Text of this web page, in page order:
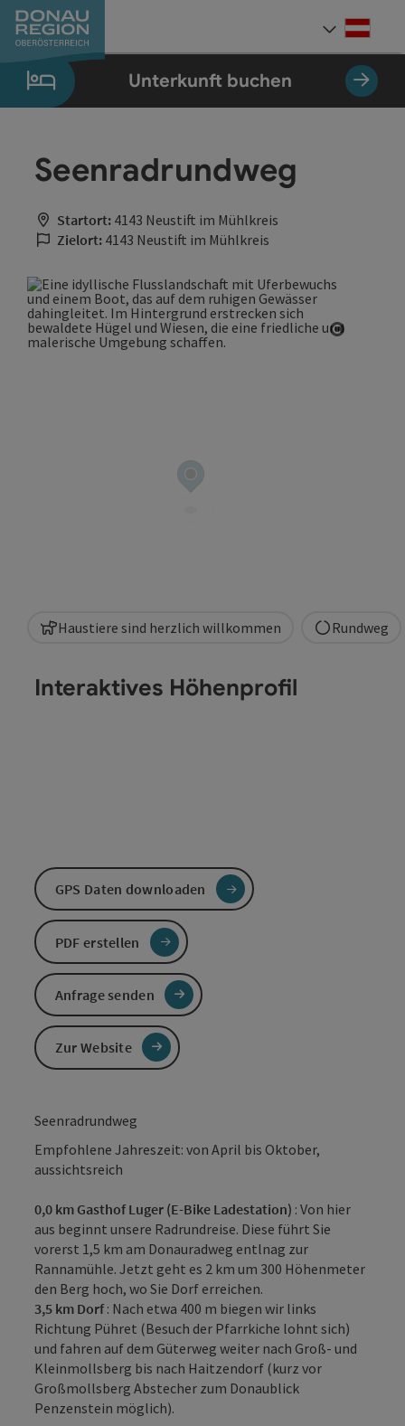
Zum Inhalt
Zur Navigation
Zum Seitenanfang
Zur Kontaktseite
Zum Impressum
Zur Startseite
Unterkunft buchen
Seenradrundweg
Startort: 4143 Neustift im Mühlkreis
Zielort: 4143 Neustift im Mühlkreis
Haustiere sind herzlich willkommen Rundweg
Seenradrundweg
Empfohlene Jahreszeit: von April bis Oktober,
aussichtsreich
0,0 km Gasthof Luger (E-Bike Ladestation) : Von hier
aus beginnt unsere Radrundreise. Diese führt Sie
vorerst 1,5 km am Donauradweg entlnag zur
Rannamühle. Jetzt geht es 2 km um 300 Höhenmeter
den Berg hoch, wo Sie Dorf erreichen.
3,5 km Dorf: Nach etwa 400 m biegen wir links
Richtung Pühret (Besuch der Pfarrkiche lohnt sich)
und fahren auf dem Güterweg weiter nach Groß- und
Kleinmollsberg bis nach Haitzendorf (kurz vor
Großmollsberg Abstecher zum Donaublick
Penzenstein möglich).
Interaktives Höhenprofil
GPS Daten downloaden
PDF erstellen
Anfrage senden
Zur Website